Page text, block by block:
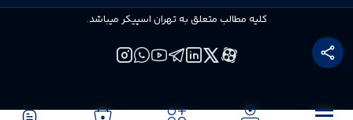
کلیه مطالب متعلق به تهران اسپیکر میباشد.